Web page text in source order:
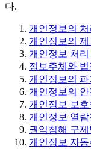
다.
개인정보의
개인정보의 제
개인정보 처
정보주체와
개인정보의 파
개인정보의 안
개인정보 보
개인정보 열람
권익침해 구제
개인정보 자